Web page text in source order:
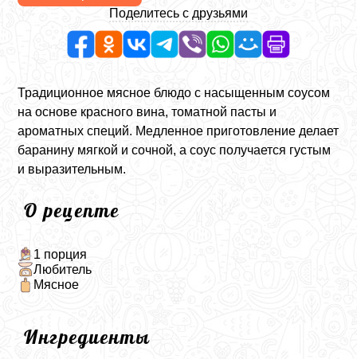
Поделитесь с друзьями
Традиционное мясное блюдо с насыщенным соусом
на основе красного вина, томатной пасты и
ароматных специй. Медленное приготовление делает
баранину мягкой и сочной, а соус получается густым
и выразительным.
О рецепте
1 порция
Любитель
Мясное
Ингредиенты